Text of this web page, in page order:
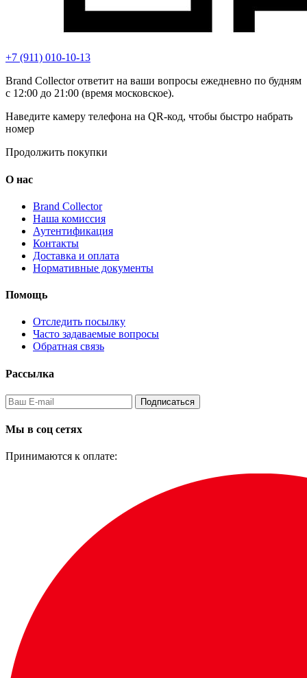
+7 (911) 010-10-13
Brand Collector ответит на ваши вопросы ежедневно по будням
с 12:00 до 21:00 (время московское).
Наведите камеру телефона на QR-код, чтобы быстро набрать
номер
Продолжить покупки
О нас
Brand Collector
Наша комиссия
Аутентификация
Контакты
Доставка и оплата
Нормативные документы
Помощь
Отследить посылку
Часто задаваемые вопросы
Обратная связь
Рассылка
Подписаться
Мы в соц сетях
Принимаются к оплате: